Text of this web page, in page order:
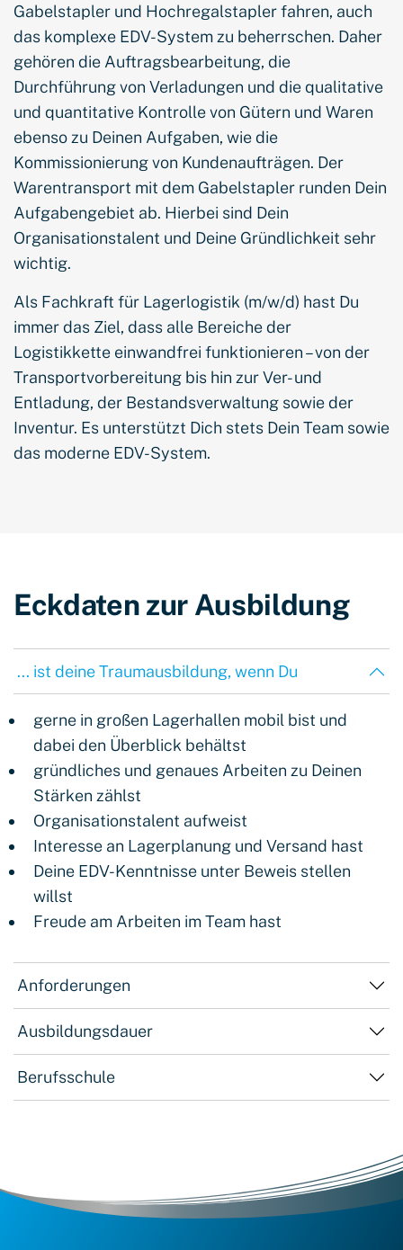
Gabelstapler und Hochregalstapler fahren, auch
das komplexe EDV-System zu beherrschen. Daher
gehören die Auftragsbearbeitung, die
Durchführung von Verladungen und die qualitative
und quantitative Kontrolle von Gütern und Waren
ebenso zu Deinen Aufgaben, wie die
Kommissionierung von Kundenaufträgen. Der
Warentransport mit dem Gabelstapler runden Dein
Aufgabengebiet ab. Hierbei sind Dein
Organisationstalent und Deine Gründlichkeit sehr
wichtig.
Als Fachkraft für Lagerlogistik (m/w/d) hast Du
immer das Ziel, dass alle Bereiche der
Logistikkette einwandfrei funktionieren – von der
Transportvorbereitung bis hin zur Ver- und
Entladung, der Bestandsverwaltung sowie der
Inventur. Es unterstützt Dich stets Dein Team sowie
das moderne EDV-System.
Eckdaten zur Ausbildung
... ist deine Traumausbildung, wenn Du
gerne in großen Lagerhallen mobil bist und
dabei den Überblick behältst
gründliches und genaues Arbeiten zu Deinen
Stärken zählst
Organisationstalent aufweist
Interesse an Lagerplanung und Versand hast
Deine EDV-Kenntnisse unter Beweis stellen
willst
Freude am Arbeiten im Team hast
Anforderungen
Ausbildungsdauer
Berufsschule